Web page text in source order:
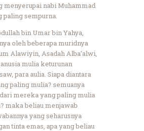
menyerupai nabi Muhammad
paling sempurna.
bin Umar bin Yahya,
oleh beberapa muridnya
Alawiyin, Asadah Alba’alwi,
mulia keturunan
para aulia. Siapa diantara
paling mulia? semuanya
mereka yang paling mulia
maka beliau menjawab
yang seharusnya
tinta emas, apa yang beliau